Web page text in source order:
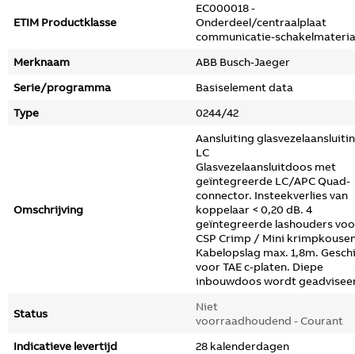
ETIM Productklasse
EC000018 -
Onderdeel/centraalplaat
communicatie-
Merknaam
ABB Busch-Jaeger
Serie/programma
Basiselement data
Type
0244/42
Omschrijving
Aansluiting
LC
Glasvezelaansluitdoos met
geïntegreerde LC/APC Quad-
connector. Insteekverlies van
koppelaar < 0,20 dB. 4
geïntegreerde lashouders
CSP Crimp / Mini
Kabelopslag max. 1,8m.
voor TAE c-platen. Diepe
inbouwdoos wordt
Status
Niet
voorraadhoudend - Courant
Indicatieve levertijd
28 kalenderdagen